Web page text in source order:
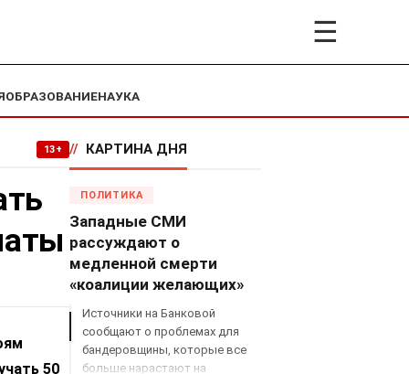
☰
ОБРАЗОВАНИЕНАУКА
13+
50
// КАРТИНА ДНЯ
ПОЛИТИКА
Западные СМИ
рассуждают о
медленной смерти
«коалиции желающих»
Источники на Банковой
сообщают о проблемах для
бандеровщины, которые все
больше нарастают на